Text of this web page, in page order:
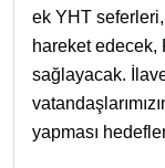
ek YHT
hareket edecek,
sağlayacak.
yapması